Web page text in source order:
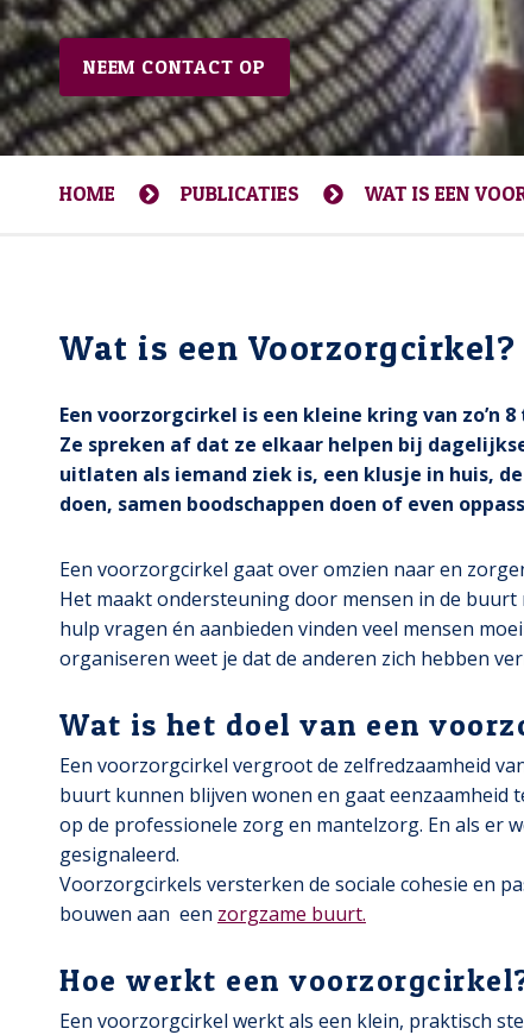
NEEM CONTACT OP
HOME PUBLICATIES WAT IS EEN
Wat is een Voorzorgcirkel?
Een voorzorgcirkel is een kleine kring van zo’n
Ze spreken af dat ze elkaar helpen bij
uitlaten als iemand ziek is, een klusje in huis,
doen, samen boodschappen doen of even
Een voorzorgcirkel gaat over omzien naar en
Het maakt ondersteuning door mensen in de
hulp vragen én aanbieden vinden veel mensen
organiseren weet je dat de anderen zich hebben
Wat is het doel van een
Een voorzorgcirkel vergroot de zelfredzaamheid
buurt kunnen blijven wonen en gaat eenzaamheid
op de professionele zorg en mantelzorg. En als er
gesignaleerd.
Voorzorgcirkels versterken de sociale cohesie en
bouwen aan een zorgzame buurt.
Hoe werkt een
Een voorzorgcirkel werkt als een klein, praktisch